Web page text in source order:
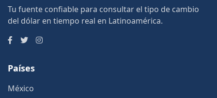
Tu fuente confiable para consultar el tipo de cambio
del dólar en tiempo real en Latinoamérica.
Países
México